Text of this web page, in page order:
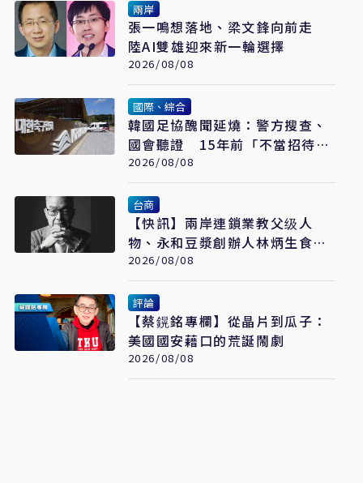
兩岸
張一鳴想落地、梁文鋒向前走
陸AI雙雄迎來新一輪選擇
2026/08/08
國際、綜合
韓國足協醜聞延燒：警方搜查、
國會聽證 15年前「不當招待」
疑雲重見天日
2026/08/08
台商
【快訊】兩岸連鎖業教父级人
物、永和豆漿創辦人林炳生食道
癌病逝 享年70歲
2026/08/08
評論
【蔡鎤銘專欄】從晶片到瓜子：
美國國安藉口的荒誕鬧劇
2026/08/08